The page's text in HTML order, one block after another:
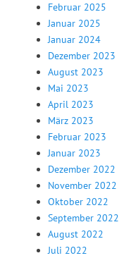
Februar 2025
Januar 2025
Januar 2024
Dezember 2023
August 2023
Mai 2023
April 2023
März 2023
Februar 2023
Januar 2023
Dezember 2022
November 2022
Oktober 2022
September 2022
August 2022
Juli 2022